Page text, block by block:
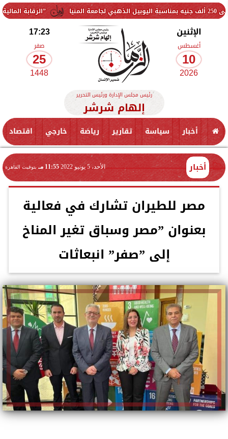
”الرقابة المالية” تقرر
الإثنين
أغسطس
10
2026
17:23
صفر
25
1448
رئيس مجلس الإدارة ورئيس التحرير
إلهام شرشر
أخبار سياسة تقارير رياضة خارجي اقتصاد
أخبار الأحد، 5 يونيو 2022 11:55 مـ بتوقيت القاهرة
مصر للطيران تشارك في فعالية
بعنوان ”مصر وسباق تغير المناخ
إلى ”صفر” انبعاثات